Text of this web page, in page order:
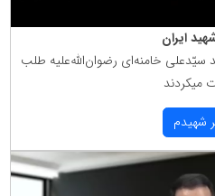
ایران
خامنه‌ای رضوان‌الله‌علیه طلب
میكردند
شهیدم